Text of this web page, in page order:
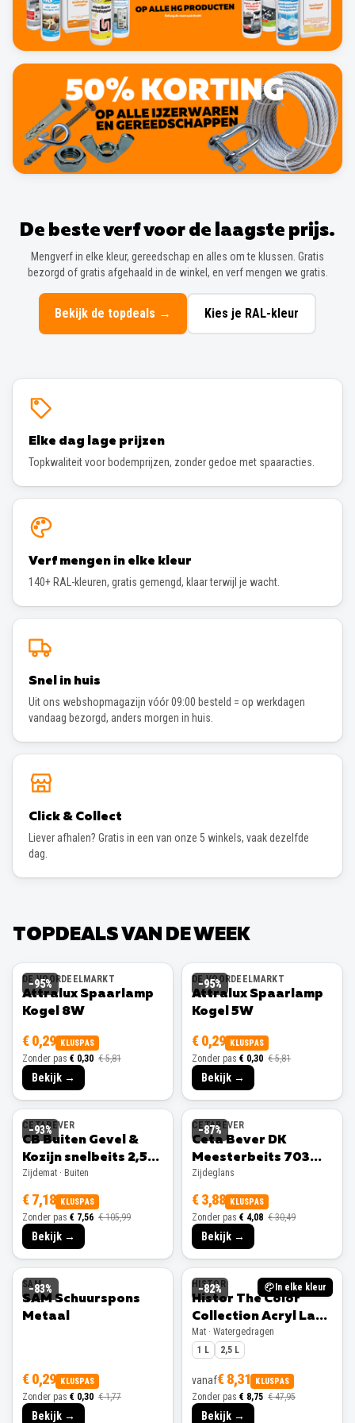
De beste verf voor de laagste prijs.
Mengverf in elke kleur, gereedschap en alles om te klussen. Gratis
bezorgd of gratis afgehaald in de winkel, en verf mengen we gratis.
Bekijk de topdeals → Kies je RAL-kleur
Elke dag lage prijzen
Topkwaliteit voor bodemprijzen, zonder gedoe met spaaracties.
Verf mengen in elke kleur
140+ RAL-kleuren, gratis gemengd, klaar terwijl je wacht.
Snel in huis
Uit ons webshopmagazijn vóór 09:00 besteld = op werkdagen
vandaag bezorgd, anders morgen in huis.
Click & Collect
Liever afhalen? Gratis in een van onze 5 winkels, vaak dezelfde
dag.
TOPDEALS VAN DE WEEK
−95%
DE VOORDEELMARKT
Attralux Spaarlamp
Kogel 8W
€ 0,29 KLUSPAS
Zonder pas € 0,30 € 5,81
Bekijk →
−95%
DE VOORDEELMARKT
Attralux Spaarlamp
Kogel 5W
€ 0,29 KLUSPAS
Zonder pas € 0,30 € 5,81
Bekijk →
−93%
CETABEVER
CB Buiten Gevel &
Kozijn snelbeits 2,5L
Ral 9001 Zijdemat
Zijdemat · Buiten
€ 7,18 KLUSPAS
Zonder pas € 7,56 € 105,99
Bekijk →
−87%
CETABEVER
Ceta Bever DK
Meesterbeits 703
Bentheimergeel –
750 ml Zijdeglans
Zijdeglans
€ 3,88 KLUSPAS
Zonder pas € 4,08 € 30,49
Bekijk →
−83%
SAM
SAM Schuurspons
Metaal
€ 0,29 KLUSPAS
Zonder pas € 0,30 € 1,77
Bekijk →
−82% In elke kleur
HISTOR
Histor The Color
Collection Acryl Lak
Mat
Mat · Watergedragen
1 L
2,5 L
vanaf€ 8,31 KLUSPAS
Zonder pas € 8,75 € 47,95
Bekijk →